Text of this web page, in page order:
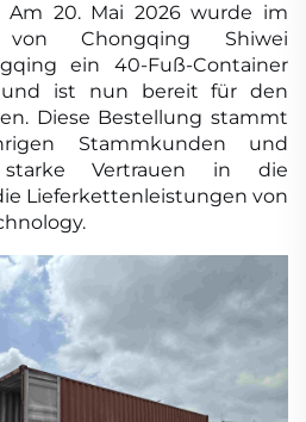
20. Mai 2026 wurde im
von Chongqing Shiwei
ein 40-Fuß-Container
und ist nun bereit für den
Diese Bestellung stammt
Stammkunden und
Vertrauen in die
Lieferkettenleistungen von